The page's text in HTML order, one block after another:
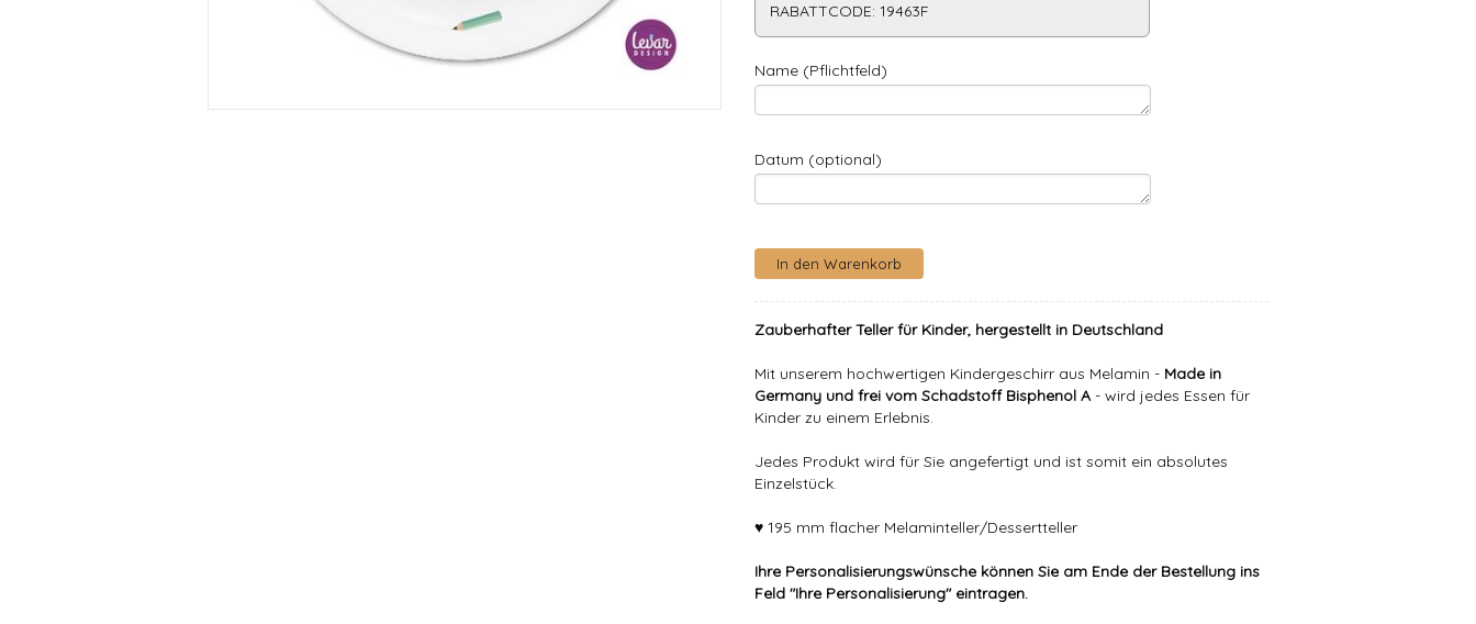
RABATTCODE: 19463F
Name (Pflichtfeld)
Datum (optional)
Zauberhafter Teller für Kinder, hergestellt in Deutschland
Mit unserem hochwertigen Kindergeschirr aus Melamin - Made in
Germany und frei vom Schadstoff Bisphenol A- wird jedes Essen für
Kinder zu einem Erlebnis.
Jedes Produkt wird für Sie angefertigt und ist somit ein absolutes
Einzelstück.
♥ 195 mm flacher Melaminteller/Dessertteller
Ihre Personalisierungswünsche können Sie am Ende der Bestellung ins
Feld "Ihre Personalisierung" eintragen.